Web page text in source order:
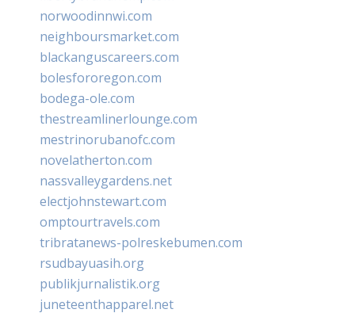
norwoodinnwi.com
neighboursmarket.com
blackanguscareers.com
bolesfororegon.com
bodega-ole.com
thestreamlinerlounge.com
mestrinorubanofc.com
novelatherton.com
nassvalleygardens.net
electjohnstewart.com
omptourtravels.com
tribratanews-polreskebumen.com
rsudbayuasih.org
publikjurnalistik.org
juneteenthapparel.net